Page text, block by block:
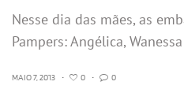
Nesse dia das mães, as
Pampers: Angélica,
MAIO 7, 2013 • 0 • 0